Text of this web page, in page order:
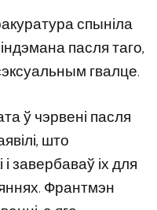
спыніла
пасля таго,
гвалце.
ў чэрвені пасля
што
завербаваў іх для
Франтмэн